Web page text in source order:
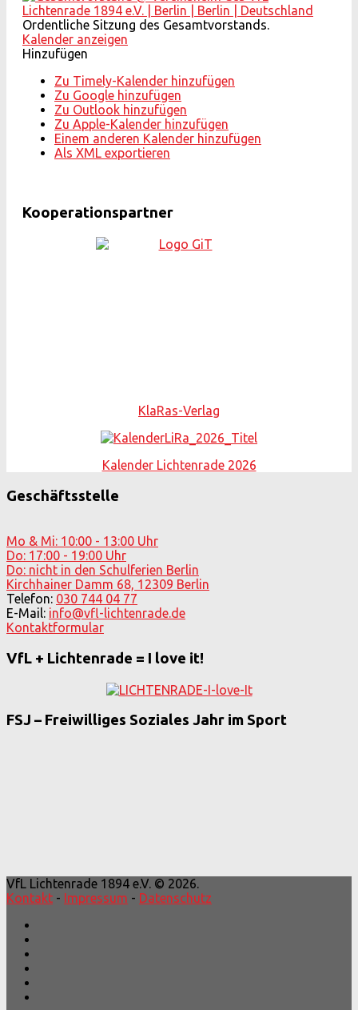
Ordentliche Sitzung des Gesamtvorstands.
Kalender anzeigen
Hinzufügen
Zu Timely-Kalender hinzufügen
Zu Google hinzufügen
Zu Outlook hinzufügen
Zu Apple-Kalender hinzufügen
Einem anderen Kalender hinzufügen
Als XML exportieren
Kooperationspartner
KlaRas-Verlag
Kalender Lichtenrade 2026
Geschäftsstelle
Mo & Mi: 10:00 - 13:00 Uhr
Do: 17:00 - 19:00 Uhr
Do: nicht in den Schulferien Berlin
Kirchhainer Damm 68, 12309 Berlin
Telefon: 030 744 04 77
E-Mail: info@vfl-lichtenrade.de
Kontaktformular
VfL + Lichtenrade = I love it!
FSJ – Freiwilliges Soziales Jahr im Sport
VfL Lichtenrade 1894 e.V. © 2026.
Kontakt - Impressum - Datenschutz